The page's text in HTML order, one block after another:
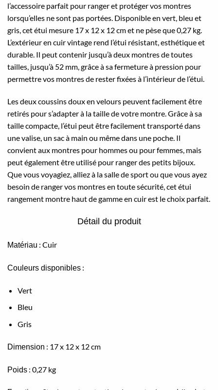
l’accessoire parfait pour ranger et protéger vos montres
lorsqu’elles ne sont pas portées. Disponible en vert, bleu et
gris, cet étui mesure 17 x 12 x 12 cm et ne pèse que 0,27 kg.
L’extérieur en cuir vintage rend l’étui résistant, esthétique et
durable. Il peut contenir jusqu’à deux montres de toutes
tailles, jusqu’à 52 mm, grâce à sa fermeture à pression pour
permettre vos montres de rester fixées à l’intérieur de l’étui.
Les deux coussins doux en velours peuvent facilement être
retirés pour s’adapter à la taille de votre montre. Grâce à sa
taille compacte, l’étui peut être facilement transporté dans
une valise, un sac à main ou même dans une poche. Il
convient aux montres pour hommes ou pour femmes, mais
peut également être utilisé pour ranger des petits bijoux.
Que vous voyagiez, alliez à la salle de sport ou que vous ayez
besoin de ranger vos montres en toute sécurité, cet étui
rangement montre haut de gamme en cuir est le choix parfait.
Détail du produit
Matériau : Cuir
Couleurs disponibles :
Vert
Bleu
Gris
Dimension : 17 x 12 x 12 cm
Poids : 0,27 kg